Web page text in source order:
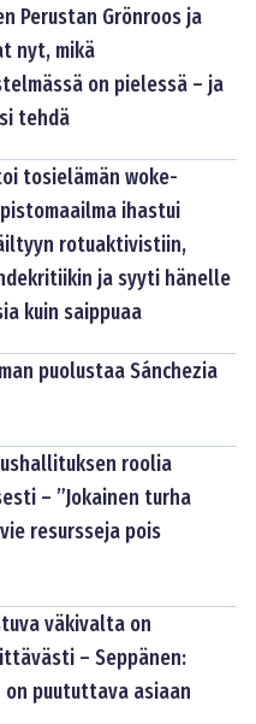
Perustan Grönroos ja
nyt, mikä
on pielessä – ja
tehdä
tosielämän woke-
ihastui
rotuaktivistiin,
ja syyti hänelle
kuin saippuaa
puolustaa Sánchezia
roolia
– ”Jokainen turha
resursseja pois
väkivalta on
– Seppänen:
puututtava asiaan